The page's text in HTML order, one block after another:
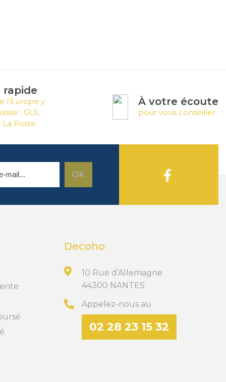
rapide
l’Europe y
: GLS,
Poste
À votre écoute
pour vous conseiller
Decoho
10 Rue d’Allemagne
44300 NANTES
Appelez-nous au
02 28 23 15 32